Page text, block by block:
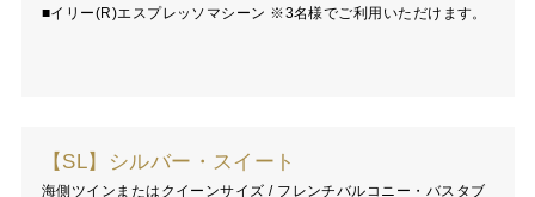
■イリー(R)エスプレッソマシーン ※3名様でご利用いただけます。
【SL】シルバー・スイート
海側ツインまたはクイーンサイズ / フレンチバルコニー・バスタブ